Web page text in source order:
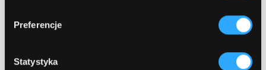
Preferencje
Statystyka